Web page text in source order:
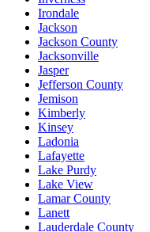
Irondale
Jackson
Jackson County
Jacksonville
Jasper
Jefferson County
Jemison
Kimberly
Kinsey
Ladonia
Lafayette
Lake Purdy
Lake View
Lamar County
Lanett
Lauderdale County